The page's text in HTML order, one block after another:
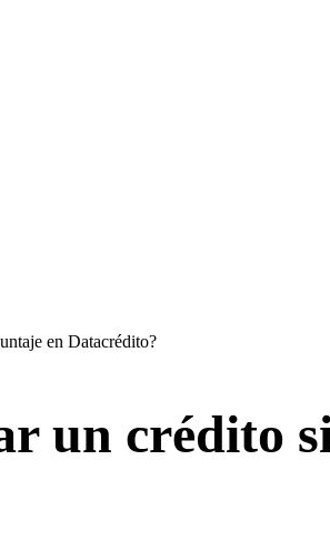
en Datacrédito?
un crédito